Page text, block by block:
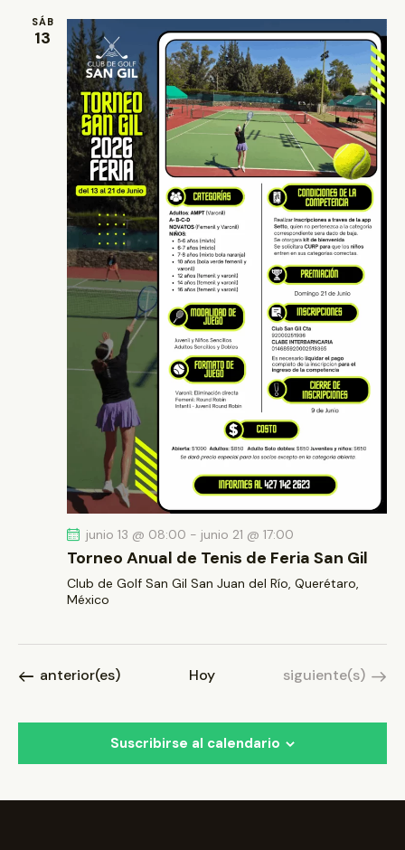
SÁB
13
junio 13 @ 08:00 - junio 21 @ 17:00
Torneo Anual de Tenis de Feria San Gil
Club de Golf San Gil San Juan del Río, Querétaro,
México
Eventos
anterior(es) Hoy Eventos
siguiente(s)
Suscribirse al calendario